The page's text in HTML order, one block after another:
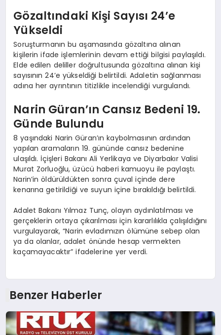
Gözaltındaki Kişi Sayısı 24’e
Yükseldi
Soruşturmanın bu aşamasında gözaltına alınan
kişilerin ifade işlemlerinin devam ettiği bilgisi paylaşıldı.
Elde edilen deliller doğrultusunda gözaltına alınan kişi
sayısının 24’e yükseldiği belirtildi. Adaletin sağlanması
adına her ayrıntının titizlikle incelendiği vurgulandı.
Narin Güran’ın Cansız Bedeni 19.
Günde Bulundu
8 yaşındaki Narin Güran’ın kaybolmasının ardından
yapılan aramaların 19. gününde cansız bedenine
ulaşıldı. İçişleri Bakanı Ali Yerlikaya ve Diyarbakır Valisi
Murat Zorluoğlu, üzücü haberi kamuoyu ile paylaştı.
Narin’in öldürüldükten sonra çuval içinde dere
kenarına getirildiği ve suyun içine bırakıldığı belirtildi.
Adalet Bakanı Yılmaz Tunç, olayın aydınlatılması ve
gerçeklerin ortaya çıkarılması için kararlılıkla çalışıldığını
vurgulayarak, “Narin evladımızın ölümüne sebep olan
ya da olanlar, adalet önünde hesap vermekten
kaçamayacaktır” ifadelerine yer verdi.
Benzer Haberler